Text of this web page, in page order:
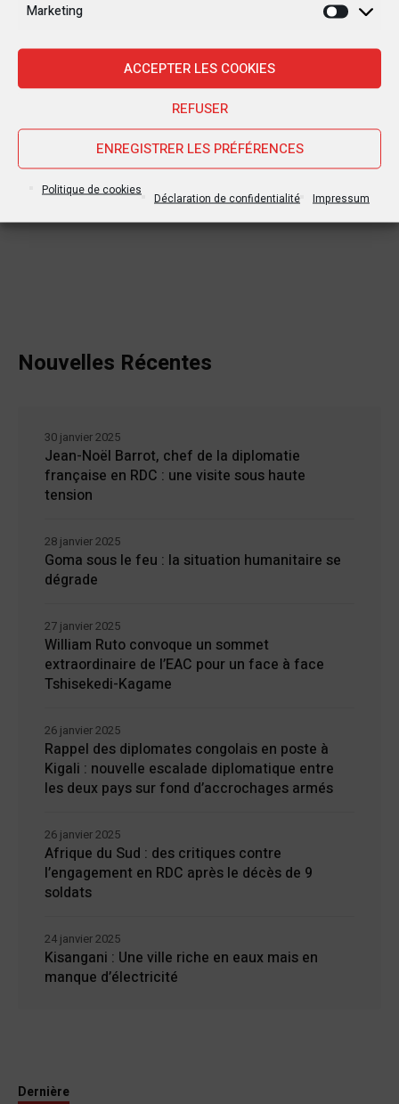
Marketing
ACCEPTER LES COOKIES
REFUSER
ENREGISTRER LES PRÉFÉRENCES
Politique de cookies
Déclaration de confidentialité Impressum
Nouvelles Récentes
Jean-Noël Barrot, chef de la diplomatie
française en RDC : une visite sous haute
tension
30 janvier 2025
Goma sous le feu : la situation humanitaire se
dégrade
28 janvier 2025
William Ruto convoque un sommet
extraordinaire de l’EAC pour un face à face
Tshisekedi-Kagame
27 janvier 2025
Rappel des diplomates congolais en poste à
Kigali : nouvelle escalade diplomatique entre
les deux pays sur fond d’accrochages armés
26 janvier 2025
Afrique du Sud : des critiques contre
l’engagement en RDC après le décès de 9
soldats
26 janvier 2025
Kisangani : Une ville riche en eaux mais en
manque d’électricité
24 janvier 2025
Dernière